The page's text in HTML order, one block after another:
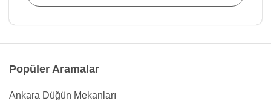
Popüler Aramalar
Ankara Düğün Mekanları